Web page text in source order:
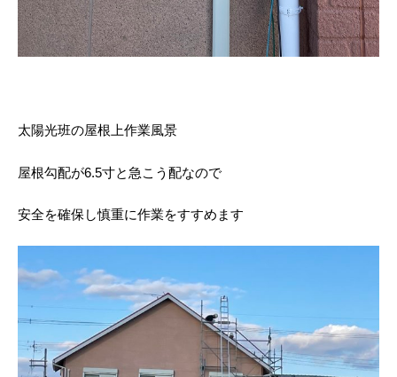
太陽光班の屋根上作業風景
屋根勾配が6.5寸と急こう配なので
安全を確保し慎重に作業をすすめます